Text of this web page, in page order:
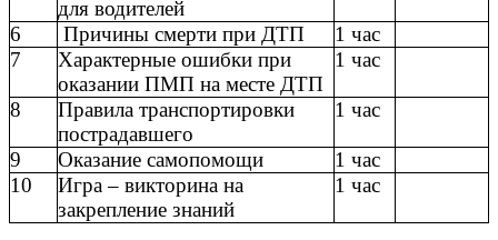
для водителей
6 Причины смерти при ДТП
1 час
7
Характерные ошибки при
оказании ПМП на месте ДТП
1 час
8
Правила транспортировки
пострадавшего
1 час
9 Оказание самопомощи
1 час
10
Игра – викторина на
закрепление знаний
1 час